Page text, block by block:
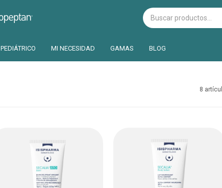
PEDIÁTRICO MI NECESIDAD GAMAS BLOG
Pilopeptan
8